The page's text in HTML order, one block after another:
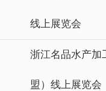
线上展览会
浙江名品水产加
盟）线上展览会